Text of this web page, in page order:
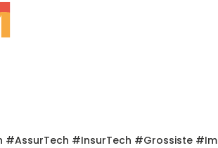
#AssurTech #InsurTech #Grossiste